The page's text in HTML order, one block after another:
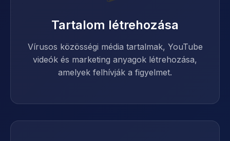
Tartalom létrehozása
Vírusos közösségi média tartalmak, YouTube
videók és marketing anyagok létrehozása,
amelyek felhívják a figyelmet.